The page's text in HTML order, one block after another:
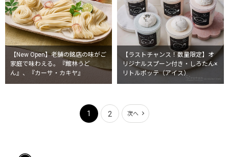
【New Open】老舗の銘店の味がご
家庭で味わえる。『館林うど
ん』、『カーサ・カキヤ』
【ラストチャンス！数量限定】オ
リジナルスプーン付き・しろたん×
リトルポッテ（アイス）
1 2 次へ